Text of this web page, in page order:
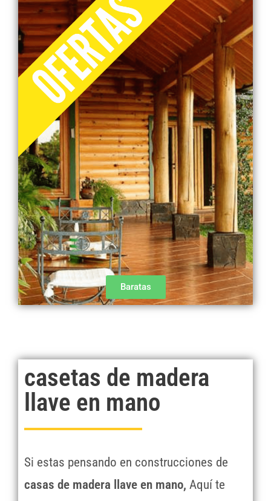
Baratas
casetas de madera
llave en mano
Si estas pensando en construcciones de
casas de madera llave en mano, Aquí te